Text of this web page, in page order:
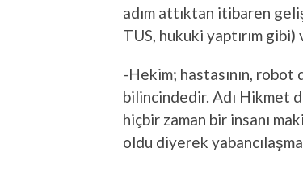
adım attıktan itibaren
TUS, hukuki yaptırım
-Hekim; hastasının,
bilincindedir. Adı Hikmet
hiçbir zaman bir insanı
oldu diyerek